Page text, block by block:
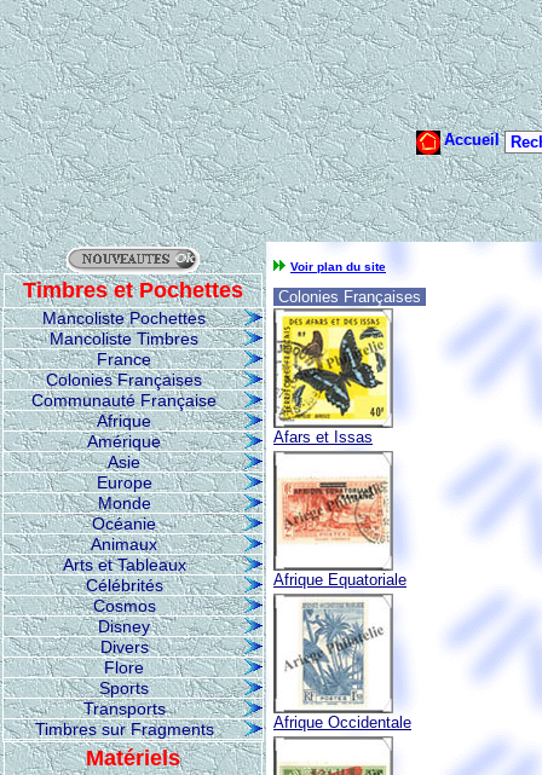
Timbres et Pochettes
Mancoliste Pochettes
Mancoliste Timbres
France
Colonies Françaises
Communauté Française
Afrique
Amérique
Asie
Europe
Monde
Océanie
Animaux
Arts et Tableaux
Célébrités
Cosmos
Disney
Divers
Flore
Sports
Transports
Timbres sur Fragments
Matériels
Voir plan du site
Colonies Françaises
Afars et Issas
Afrique Equatoriale
Afrique Occidentale